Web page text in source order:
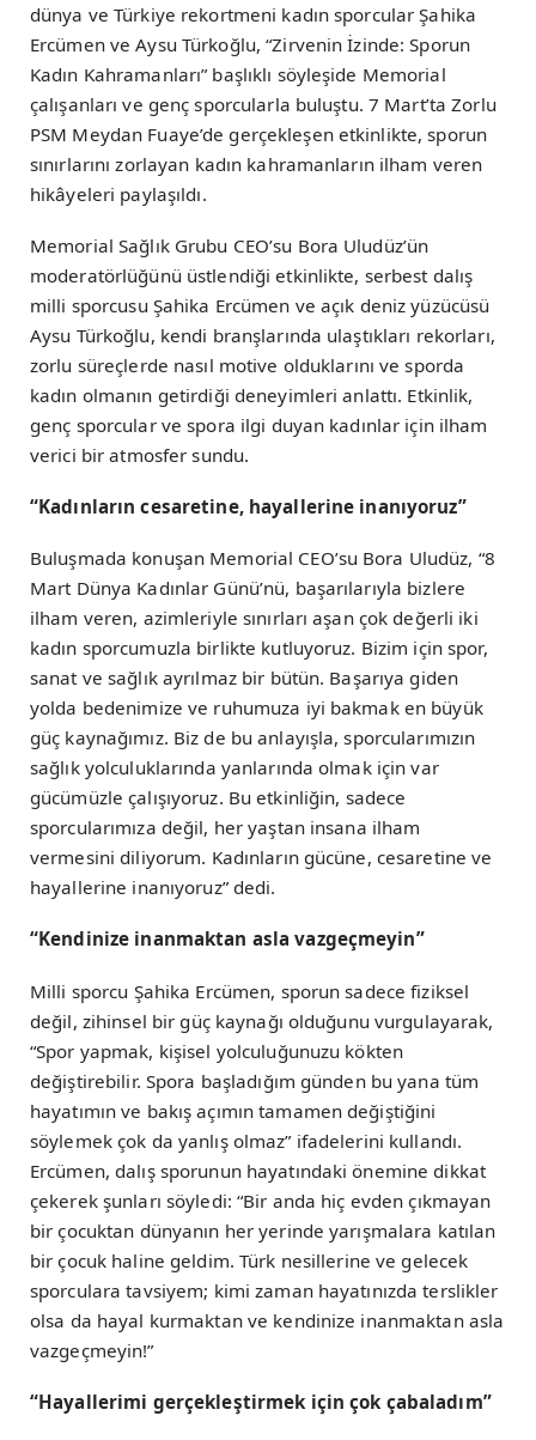
dünya ve Türkiye rekortmeni kadın sporcular Şahika
Ercümen ve Aysu Türkoğlu, “Zirvenin İzinde: Sporun
Kadın Kahramanları” başlıklı söyleşide Memorial
çalışanları ve genç sporcularla buluştu. 7 Mart’ta Zorlu
PSM Meydan Fuaye’de gerçekleşen etkinlikte, sporun
sınırlarını zorlayan kadın kahramanların ilham veren
hikâyeleri paylaşıldı.
Memorial Sağlık Grubu CEO’su Bora Uludüz’ün
moderatörlüğünü üstlendiği etkinlikte, serbest dalış
milli sporcusu Şahika Ercümen ve açık deniz yüzücüsü
Aysu Türkoğlu, kendi branşlarında ulaştıkları rekorları,
zorlu süreçlerde nasıl motive olduklarını ve sporda
kadın olmanın getirdiği deneyimleri anlattı. Etkinlik,
genç sporcular ve spora ilgi duyan kadınlar için ilham
verici bir atmosfer sundu.
“Kadınların cesaretine, hayallerine inanıyoruz”
Buluşmada konuşan Memorial CEO’su Bora Uludüz, “8
Mart Dünya Kadınlar Günü’nü, başarılarıyla bizlere
ilham veren, azimleriyle sınırları aşan çok değerli iki
kadın sporcumuzla birlikte kutluyoruz. Bizim için spor,
sanat ve sağlık ayrılmaz bir bütün. Başarıya giden
yolda bedenimize ve ruhumuza iyi bakmak en büyük
güç kaynağımız. Biz de bu anlayışla, sporcularımızın
sağlık yolculuklarında yanlarında olmak için var
gücümüzle çalışıyoruz. Bu etkinliğin, sadece
sporcularımıza değil, her yaştan insana ilham
vermesini diliyorum. Kadınların gücüne, cesaretine ve
hayallerine inanıyoruz” dedi.
“Kendinize inanmaktan asla vazgeçmeyin”
Milli sporcu Şahika Ercümen, sporun sadece fiziksel
değil, zihinsel bir güç kaynağı olduğunu vurgulayarak,
“Spor yapmak, kişisel yolculuğunuzu kökten
değiştirebilir. Spora başladığım günden bu yana tüm
hayatımın ve bakış açımın tamamen değiştiğini
söylemek çok da yanlış olmaz” ifadelerini kullandı.
Ercümen, dalış sporunun hayatındaki önemine dikkat
çekerek şunları söyledi: “Bir anda hiç evden çıkmayan
bir çocuktan dünyanın her yerinde yarışmalara katılan
bir çocuk haline geldim. Türk nesillerine ve gelecek
sporculara tavsiyem; kimi zaman hayatınızda terslikler
olsa da hayal kurmaktan ve kendinize inanmaktan asla
vazgeçmeyin!”
“Hayallerimi gerçekleştirmek için çok çabaladım”